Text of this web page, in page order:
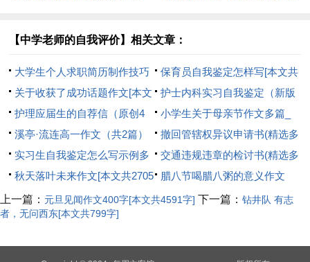
【中学老师的自我评价】相关文章：
大学生个人求职简历制作技巧
[本文共1468字]
保育员自我鉴定怎样写[本文共
7962字]
关于收获了成功话题作文[本文
共3178字]
护士内科实习自我鉴定（新版
6篇）[本文共8994字]
护理应届生的自荐信（原创4
篇）[本文共2506字]
小学生关于母亲节作文多篇_
母亲节作文400字多篇[本文共
2552字]
溪亭·流连高一作文（共2篇）
[本文共1125字]
撤回管辖权异议申请书(精选多
篇)[本文共1362字]
实习生自我鉴定怎么写示例多
篇[本文共3177字]
交通违规违章的检讨书(精选多
篇)[本文共2099字]
秋天落叶未来作文[本文共2705
字]
腊八节喝腊八粥的意义作文
800字[本文共3929字]
上一篇： 元旦见闻作文400字[本文共4591字] 下一篇： 钻井队 有志
者，无问西东[本文共799字]